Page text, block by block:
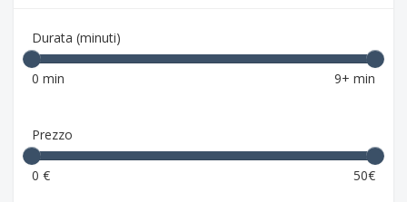
Durata (minuti)
0 min 9+ min
Prezzo
0 € 50€